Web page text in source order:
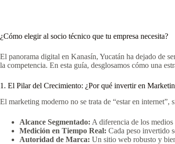
¿Cómo elegir al socio técnico que tu empresa necesita?
El panorama digital en Kanasín, Yucatán ha dejado de
la competencia. En esta guía, desglosamos cómo una
1. El Pilar del Crecimiento: ¿Por qué invertir en
El marketing moderno no se trata de “estar en internet”,
Alcance Segmentado: A diferencia de los
Medición en Tiempo Real: Cada peso invertido
Autoridad de Marca: Un sitio web robusto y